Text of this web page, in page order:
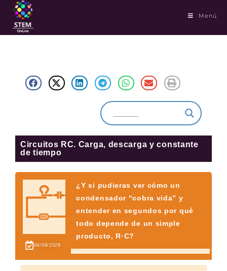
Menú
Circuitos RC. Carga, descarga y constante
de tiempo
04/06/2026
¿Y si pudieras ver cómo un
condensador “cobra vida” y
entender en segundos por qué
todo depende de un simple
producto, R·C?